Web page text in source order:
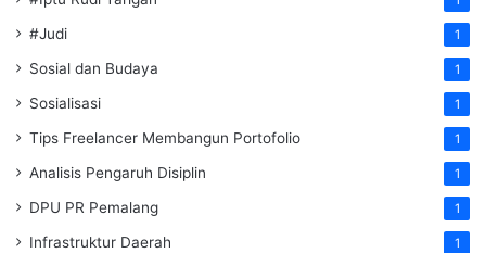
#Judi 1
Sosial dan Budaya 1
Sosialisasi 1
Tips Freelancer Membangun Portofolio 1
Analisis Pengaruh Disiplin 1
DPU PR Pemalang 1
Infrastruktur Daerah 1